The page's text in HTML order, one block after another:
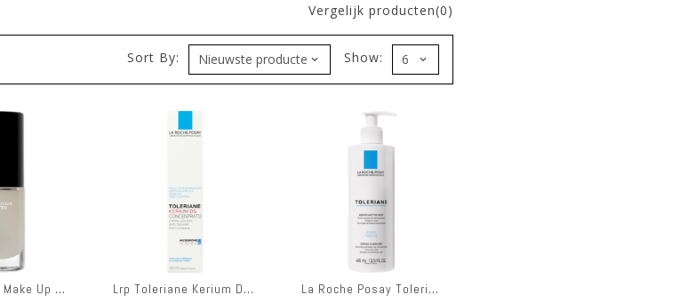
Vergelijk producten(0)
Show:
Sort By:
Lrp Toleriane Make Up Vao Silicum Mat 01 6ml Lrp Toleriane Kerium Ds Concentrate 40ml La Roche Posay Toleriane Fluide Dermoreinigend 400ml